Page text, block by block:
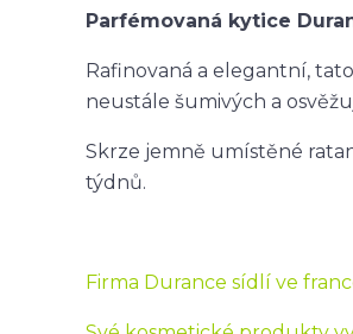
Parfémovaná kytice
Rafinovaná a elegantní,
neustále šumivých a
Skrze jemně umístěné
týdnů.
Firma Durance sídlí ve